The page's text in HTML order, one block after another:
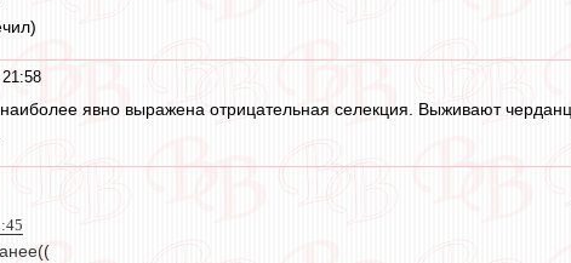
наиболее явно выражена отрицательная селекция. Выживают